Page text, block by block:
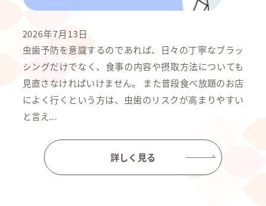
2026年7月13日
虫歯予防を意識するのであれば、日々の丁寧なブラッ
シングだけでなく、食事の内容や摂取方法についても
見直さなければいけません。 また普段食べ放題のお店
によく行くという方は、虫歯のリスクが高まりやすい
と言え...
詳しく見る